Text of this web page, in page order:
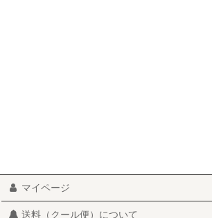
マイページ
送料（クール便）について